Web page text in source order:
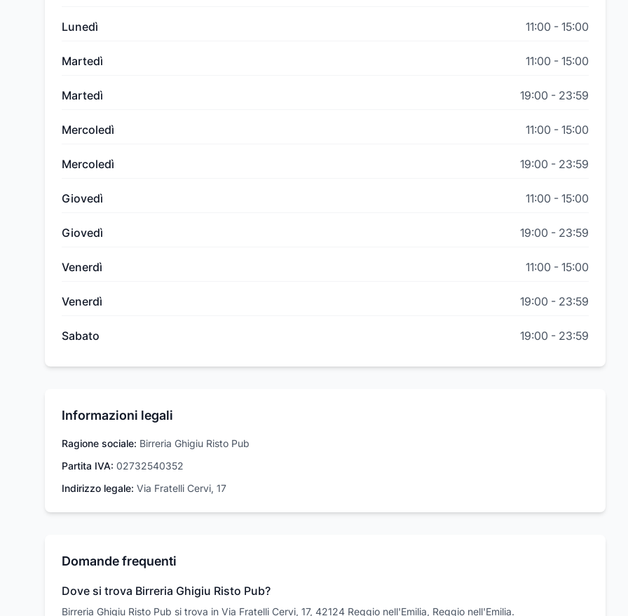
Lunedì 11:00 - 15:00
Martedì 11:00 - 15:00
Martedì 19:00 - 23:59
Mercoledì 11:00 - 15:00
Mercoledì 19:00 - 23:59
Giovedì 11:00 - 15:00
Giovedì 19:00 - 23:59
Venerdì 11:00 - 15:00
Venerdì 19:00 - 23:59
Sabato 19:00 - 23:59
Informazioni legali
Ragione sociale: Birreria Ghigiu Risto Pub
Partita IVA: 02732540352
Indirizzo legale: Via Fratelli Cervi, 17
Domande frequenti
Dove si trova Birreria Ghigiu Risto Pub?
Birreria Ghigiu Risto Pub si trova in Via Fratelli Cervi, 17, 42124 Reggio nell'Emilia, Reggio nell'Emilia.